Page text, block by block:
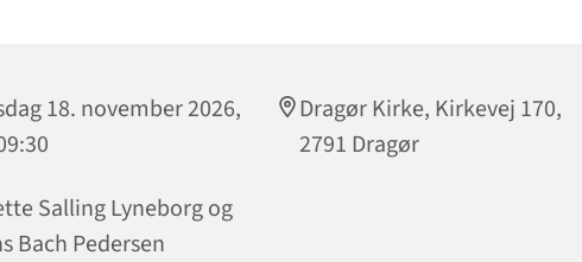
18. november 2026,
Dragør Kirke, Kirkevej 170,
2791 Dragør
Salling Lyneborg og
Bach Pedersen